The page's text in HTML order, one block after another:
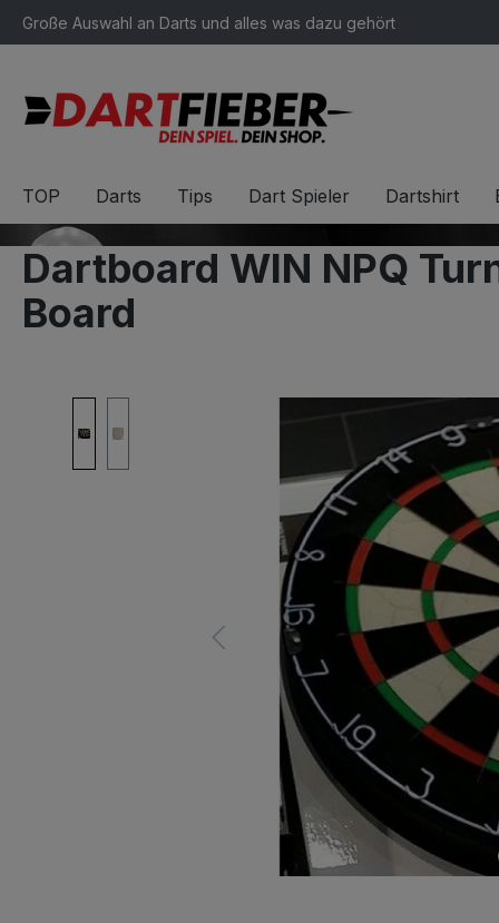
Zur Hauptnavigation springen
Große Auswahl an Darts und alles was dazu gehört
TOP Darts Tips Dart Spieler Dartshirt
Dartboard WIN NPQ
Board